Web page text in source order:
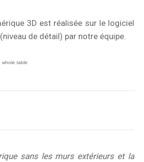
3D est réalisée sur le logiciel
de détail) par notre équipe.
sans les murs extérieurs et la